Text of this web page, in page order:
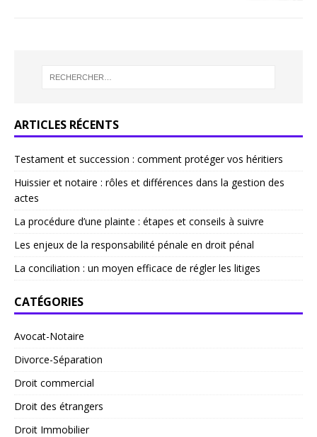
ARTICLES RÉCENTS
Testament et succession : comment protéger vos héritiers
Huissier et notaire : rôles et différences dans la gestion des
actes
La procédure d’une plainte : étapes et conseils à suivre
Les enjeux de la responsabilité pénale en droit pénal
La conciliation : un moyen efficace de régler les litiges
CATÉGORIES
Avocat-Notaire
Divorce-Séparation
Droit commercial
Droit des étrangers
Droit Immobilier